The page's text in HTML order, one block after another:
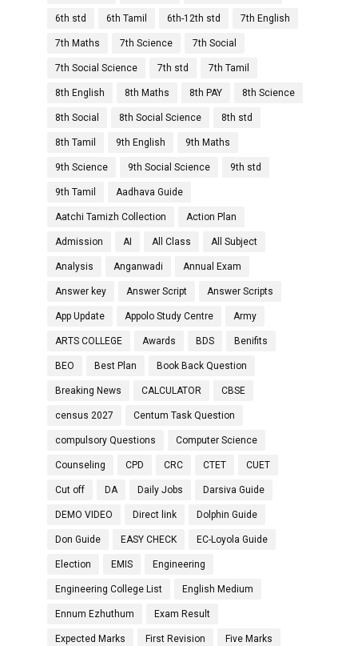
6th std 6th Tamil 6th-12th std 7th English
7th Maths 7th Science 7th Social
7th Social Science 7th std 7th Tamil
8th English 8th Maths 8th PAY 8th Science
8th Social 8th Social Science 8th std
8th Tamil 9th English 9th Maths
9th Science 9th Social Science 9th std
9th Tamil Aadhava Guide
Aatchi Tamizh Collection Action Plan
Admission AI All Class All Subject
Analysis Anganwadi Annual Exam
Answer key Answer Script Answer Scripts
App Update Appolo Study Centre Army
ARTS COLLEGE Awards BDS Benifits
BEO Best Plan Book Back Question
Breaking News CALCULATOR CBSE
census 2027 Centum Task Question
compulsory Questions Computer Science
Counseling CPD CRC CTET CUET
Cut off DA Daily Jobs Darsiva Guide
DEMO VIDEO Direct link Dolphin Guide
Don Guide EASY CHECK EC-Loyola Guide
Election EMIS Engineering
Engineering College List English Medium
Ennum Ezhuthum Exam Result
Expected Marks First Revision Five Marks